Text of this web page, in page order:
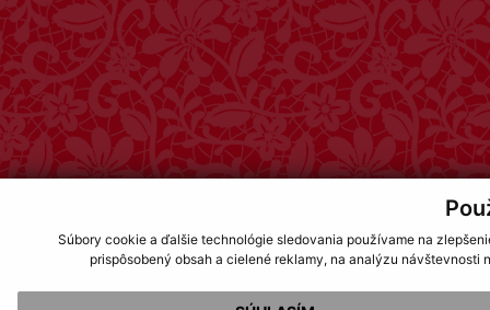
Súbory cookie a ďalšie technológie sledovania používame na
prispôsobený obsah a cielené reklamy, na analýzu